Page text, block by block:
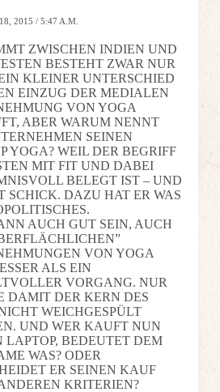
2015 / 5:47 A.M.
ZWISCHEN INDIEN UND
BESTEHT ZWAR NUR
KLEINER UNTERSCHIED
EINZUG DER MEDIALEN
VON YOGA
ABER WARUM NENNT
SEINEN
YOGA? WEIL DER BEGRIFF
MIT FIT UND DABEI
BELEGT IST – UND
SCHICK. DAZU HAT ER WAS
AUCH GUT SEIN, AUCH
VON YOGA
ALS EIN
VORGANG. NUR
DAMIT DER KERN DES
WEICHGESPÜLT
UND WER KAUFT NUN
LAPTOP, BEDEUTET DEM
WAS? ODER
ER SEINEN KAUF
KRITERIEN?